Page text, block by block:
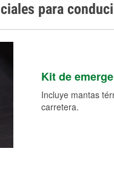
para
Kit de
Incluye mantas
carretera.